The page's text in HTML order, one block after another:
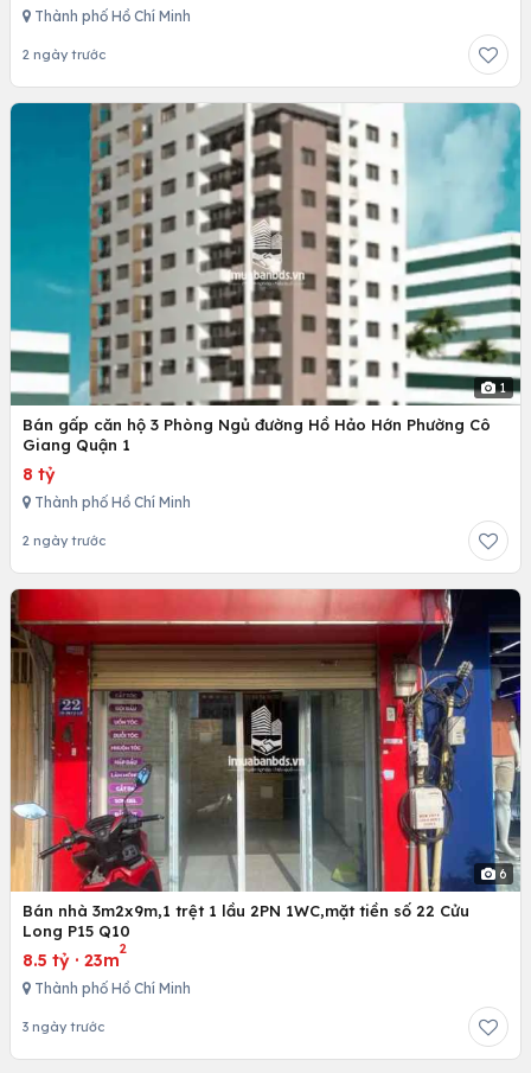
Thành phố Hồ Chí Minh
2 ngày trước
1
Bán gấp căn hộ 3 Phòng Ngủ đường Hồ Hảo Hớn Phường Cô
Giang Quận 1
8 tỷ
Thành phố Hồ Chí Minh
2 ngày trước
6
Bán nhà 3m2x9m,1 trệt 1 lầu 2PN 1WC,mặt tiền số 22 Cửu
Long P15 Q10
8.5 tỷ · 23m
2
Thành phố Hồ Chí Minh
3 ngày trước